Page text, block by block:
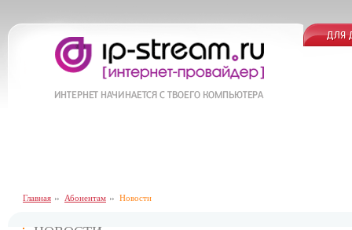
Главная Абонентам Новости